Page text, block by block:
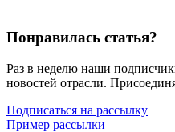
Понравилась статья?
Раз в неделю наши
новостей отрасли.
Подписаться на рассылку
Пример рассылки